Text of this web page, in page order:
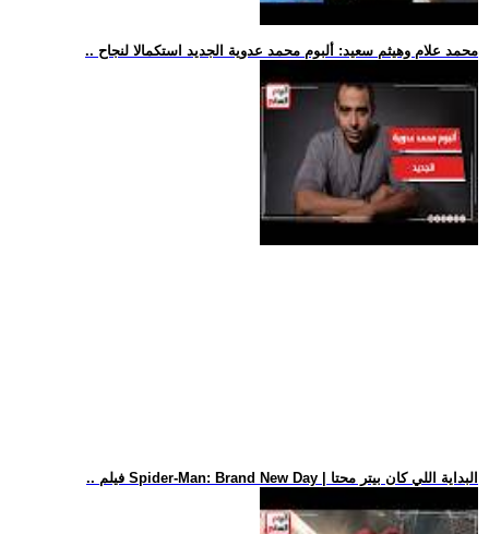
.. محمد علام وهيثم سعيد: ألبوم محمد عدوية الجديد استكمالا لنجاح
.. فيلم Spider-Man: Brand New Day | البداية اللي كان بيتر محتا